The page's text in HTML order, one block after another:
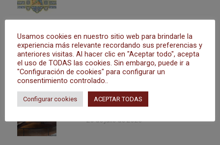
TRASLADO EN ROSARIO DE LA
AURORA
23 de agosto de 2023
Fuegos artificiales desde las
26 de julio de 2023
Usamos cookies en nuestro sitio web para brindarle la
experiencia más relevante recordando sus preferencias y
anteriores visitas. Al hacer clic en "Aceptar todo", acepta
el uso de TODAS las cookies. Sin embargo, puede ir a
"Configuración de cookies" para configurar un
consentimiento controlado..
Configurar cookies ACEPTAR TODAS